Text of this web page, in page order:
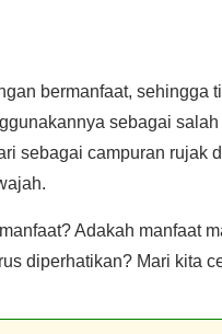
bermanfaat, sehingga
sebagai
sebagai campuran rujak
Adakah manfaat
diperhatikan? Mari kita